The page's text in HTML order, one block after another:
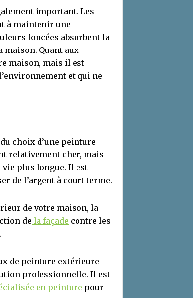
important. Les
à maintenir une
foncées absorbent la
Quant aux
maison, mais il est
et qui ne
choix d’une peinture
relativement cher, mais
plus longue. Il est
de l’argent à court terme.
de votre maison, la
de la façade contre les
de peinture extérieure
professionnelle. Il est
e en peinture pour